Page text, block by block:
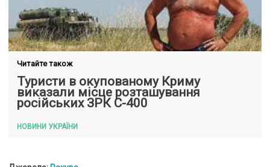
Читайте також
Туристи в окупованому Криму
виказали місце розташування
російських ЗРК С-400
НОВИНИ УКРАЇНИ